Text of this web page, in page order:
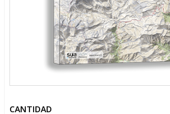
CANTIDAD